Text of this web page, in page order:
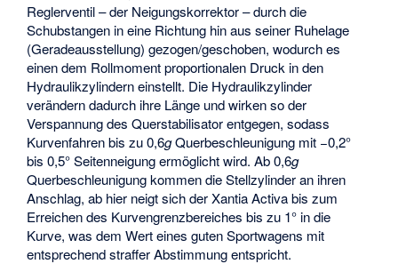
Reglerventil – der Neigungskorrektor – durch die
Schubstangen in eine Richtung hin aus seiner Ruhelage
(Geradeausstellung) gezogen/geschoben, wodurch es
einen dem Rollmoment proportionalen Druck in den
Hydraulikzylindern einstellt. Die Hydraulikzylinder
verändern dadurch ihre Länge und wirken so der
Verspannung des Querstabilisator entgegen, sodass
Kurvenfahren bis zu 0,6gQuerbeschleunigung mit −0,2°
bis 0,5° Seitenneigung ermöglicht wird. Ab 0,6g
Querbeschleunigung kommen die Stellzylinder an ihren
Anschlag, ab hier neigt sich der Xantia Activa bis zum
Erreichen des Kurvengrenzbereiches bis zu 1° in die
Kurve, was dem Wert eines guten Sportwagens mit
entsprechend straffer Abstimmung entspricht.